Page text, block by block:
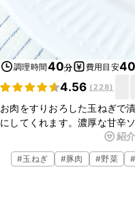
調理時間40分 費用目安
4.56 (228)
お肉をすりおろした玉ねぎで
にしてくれます。濃厚な甘辛
ます。付け合わせの野菜もた
すよ。
今夜の晩ごはんにいかがでしょ
紹
#玉ねぎ #豚肉 #野菜 #